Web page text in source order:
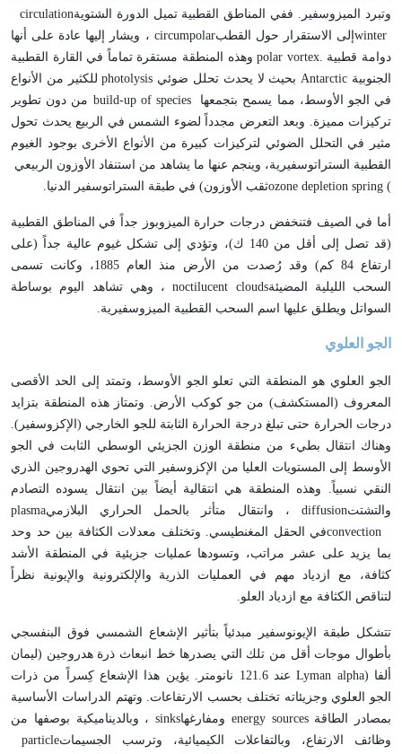
وتبرد الميزوسفير. ففي المناطق القطبية تميل الدورة الشتويةcirculation
winter إلى الاستقرار حول القطبcircumpolar ، ويشار إليها عادة على أنها
دوامة قطبية polar vortex. وهذه المنطقة مستقرة تماماً في القارة القطبية
الجنوبية Antarctic بحيث لا يحدث تحلل ضوئي photolysis للكثير من الأنواع
في الجو الأوسط، مما يسمح بتجمعها build-up of species من دون تطوير
تركيزات مميزة. وبعد التعرض مجدداً لضوء الشمس في الربيع يحدث تحول
مثير في التحلل الضوئي لتركيزات كبيرة من الأنواع الأخرى بوجود الغيوم
القطبية الستراتوسفيرية، وينجم عنها ما يشاهد من استنفاد الأوزون الربيعي
ozone depletion spring (ثقب الأوزون) في طبقة الستراتوسفير الدنيا.
أما في الصيف فتنخفض درجات حرارة الميزوبوز جداً في المناطق القطبية
(قد تصل إلى أقل من 140 ك)، وتؤدي إلى تشكل غيوم عالية جداً (على
ارتفاع 84 كم) وقد رُصدت من الأرض منذ العام 1885، وكانت تسمى
السحب الليلية المضيئةnoctilucent clouds ، وهي تشاهد اليوم بوساطة
السواتل ويطلق عليها اسم السحب القطبية الميزوسفيرية.
الجو العلوي
الجو العلوي هو المنطقة التي تعلو الجو الأوسط، وتمتد إلى الحد الأقصى
المعروف (المستكشف) من جو كوكب الأرض. وتمتاز هذه المنطقة بتزايد
درجات الحرارة حتى تبلغ درجة الحرارة الثابتة للجو الخارجي (الإكزوسفير).
وهناك انتقال بطيء من منطقة الوزن الجزيئي الوسطي الثابت في الجو
الأوسط إلى المستويات العليا من الإكزوسفير التي تحوي الهدروجين الذري
النقي نسبياً. وهذه المنطقة هي انتقالية أيضاً بين انتقال يسوده التصادم
والتشتتdiffusion ، وانتقال متأثر بالحمل الحراري البلازميplasma
convectionفي الحقل المغنطيسي. وتختلف معدلات الكثافة بين حد وحد
بما يزيد على عشر مراتب، وتسودها عمليات جزيئية في المنطقة الأشد
كثافة، مع ازدياد مهم في العمليات الذرية والإلكترونية والإيونية نظراً
لتناقص الكثافة مع ازدياد العلو.
تتشكل طبقة الإيونوسفير مبدئياً بتأثير الإشعاع الشمسي فوق البنفسجي
بأطوال موجات أقل من تلك التي يصدرها خط انبعاث ذرة هدروجين (ليمان
ألفا Lyman alpha)
عند 121.6 نانومتر. يؤين هذا الإشعاع كِسراً من ذرات
الجو العلوي وجزيئاته تختلف بحسب الارتفاعات. وتهتم الدراسات الأساسية
بمصادر الطاقة energy sources ومفارغهاsinks ، وبالديناميكية بوصفها من
وظائف الارتفاع، وبالتفاعلات الكيميائية، وترسب الجسيماتparticle